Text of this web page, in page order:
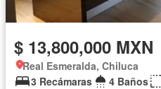
$ 13,800,000 MXN
Real Esmeralda, Chiluca
3 Recámaras
4 Baños